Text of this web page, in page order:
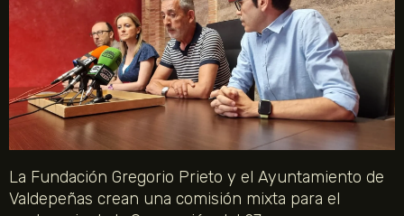
La Fundación Gregorio Prieto y el Ayuntamiento de
Valdepeñas crean una comisión mixta para el